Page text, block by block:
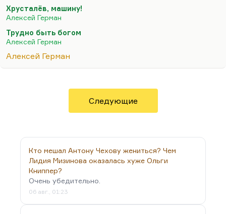
так на протяжении всей картины давит плоть
мира, его так давит собственное предательство
отца (помните, он там позвонил, когда отец
вернулся, позвонил донести), что, когда он
задавлен всем этим и загнан в коммунальный
потому что больше он ни на что смотреть не
может. И в этом мне видится главный смысл
картины. Это главный её эпизод.
Хрусталёв, машину!
Алексей Герман
Трудно быть богом
Алексей Герман
Алексей Герман
Следующие
Кто мешал Антону Чехову жениться? Чем
Лидия Мизинова оказалась хуже Ольги
Книппер?
Очень убедительно.
06 авг., 01:23